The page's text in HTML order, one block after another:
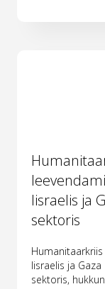
Iisraelis ja
sektoris
Humanitaarkriis
Iisraelis ja Gaza
sektoris,